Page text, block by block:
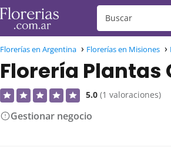
Florerías en Argentina Florerías en Misiones
Florería Plantas
5.0 (1 valoraciones)
Gestionar negocio